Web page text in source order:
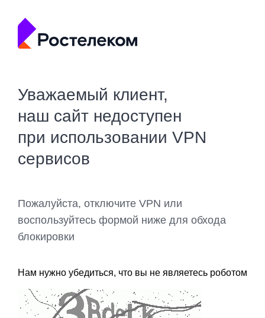
Уважаемый клиент,
наш сайт недоступен
при использовании VPN
сервисов
Пожалуйста, отключите VPN или
воспользуйтесь формой ниже для обхода
блокировки
Нам нужно убедиться, что вы не являетесь роботом